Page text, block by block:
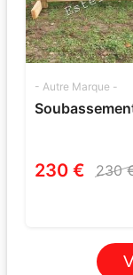
- Autre Marque -
230 € 230